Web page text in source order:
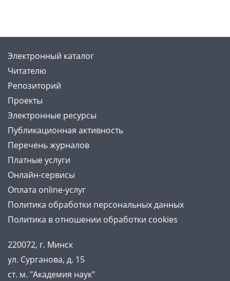
Электронный каталог
Читателю
Репозиторий
Проекты
Электронные ресурсы
Публикационная активность
Перечень журналов
Платные услуги
Онлайн-сервисы
Оплата online-услуг
Политика обработки персональных данных
Политика в отношении обработки cookies
220072, г. Минск
ул. Сурганова, д. 15
ст. м. "Академия наук"